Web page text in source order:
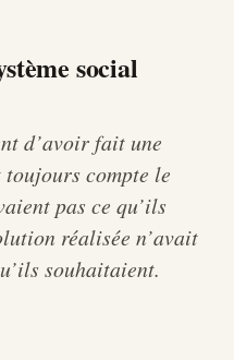
social
d’avoir fait une
compte le
pas ce qu’ils
réalisée n’avait
souhaitaient.